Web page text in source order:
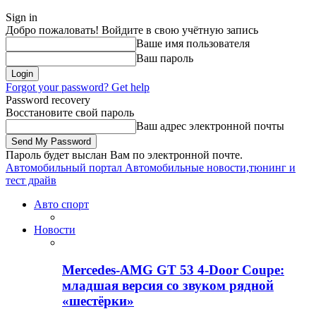
Sign in
Добро пожаловать! Войдите в свою учётную запись
Ваше имя пользователя
Ваш пароль
Forgot your password? Get help
Password recovery
Восстановите свой пароль
Ваш адрес электронной почты
Пароль будет выслан Вам по электронной почте.
Автомобильный портал Автомобильные новости,тюнинг и
тест драйв
Авто спорт
Новости
Mercedes-AMG GT 53 4-Door Coupe:
младшая версия со звуком рядной
«шестёрки»